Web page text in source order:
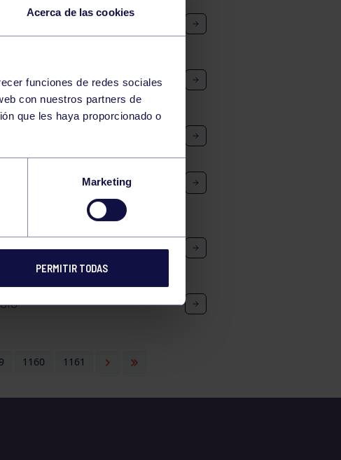
Acerca de las cookies
funciones de redes sociales
con nuestros partners de
que les haya proporcionado o
Marketing
PERMITIR TODAS
A 18:00H. SALA DE AJEDREZ
A 19:15H. CERRADO NO
1160 1161